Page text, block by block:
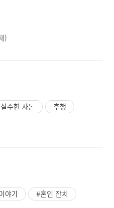
)
수한 사돈
후행
야기 #혼인 잔치